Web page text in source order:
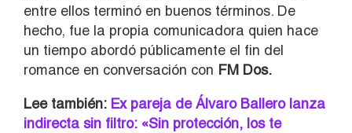
entre ellos terminó en buenos términos. De
hecho, fue la propia comunicadora quien hace
un tiempo abordó públicamente el fin del
romance en conversación con FM Dos.
Lee también: Ex pareja de Álvaro Ballero lanza
indirecta sin filtro: «Sin protección, los te